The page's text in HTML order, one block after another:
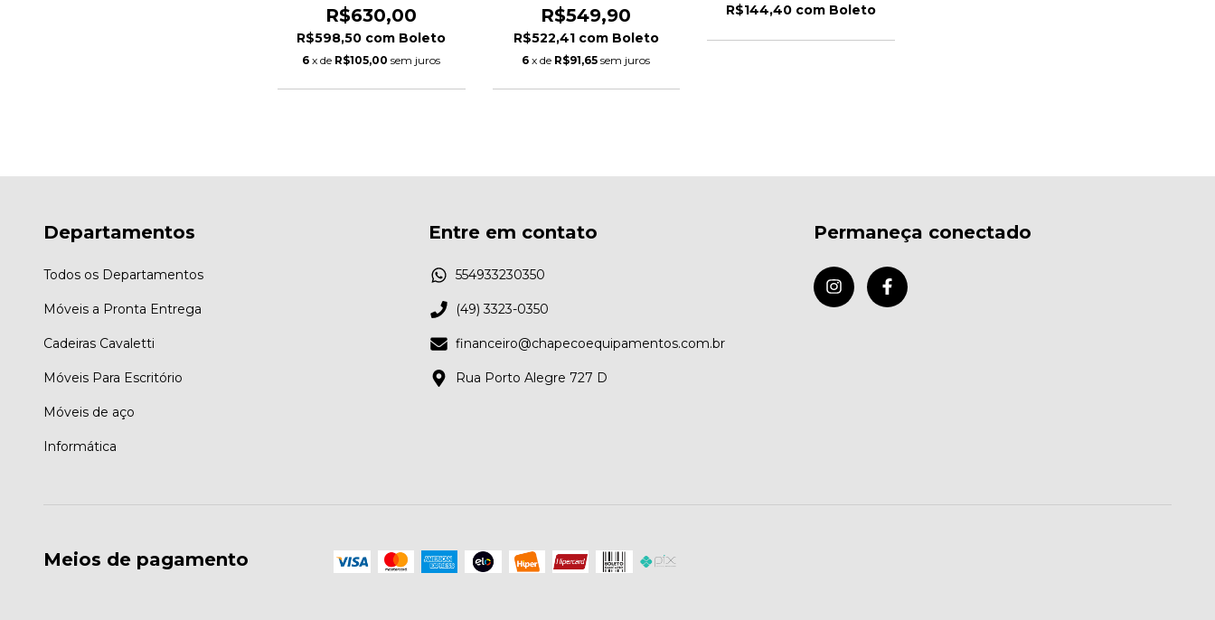
Imager, Preto -
46EL250USC00
R$630,00
R$598,50 com Boleto
6 x de R$105,00 sem juros
Sem Suporte
R$549,90
R$522,41 com Boleto
6 x de R$91,65 sem juros
R$144,40 com Boleto
Departamentos
Todos os Departamentos
Móveis a Pronta Entrega
Cadeiras Cavaletti
Móveis Para Escritório
Móveis de aço
Informática
Entre em contato
554933230350
(49) 3323-0350
financeiro@chapecoequipamentos.com.br
Rua Porto Alegre 727 D
Permaneça conectado
Meios de pagamento